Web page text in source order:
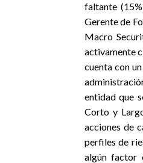
faltante
Gerente de
Macro
activamente
cuenta con
entidad que
Corto y
acciones de
perfiles de
algún factor